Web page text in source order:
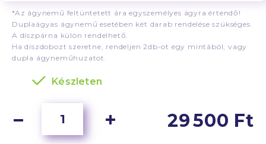
*Az ágynemű feltüntetett ára egyszemélyes ágyra értendő!
Duplaágyas ágynemű esetében két darab rendelése szükséges.
A díszpárna külön rendelhető.
Ha díszdobozt szeretne, rendeljen 2db-ot egy mintából, vagy
dupla ágyneműhuzatot.
Készleten
29 500 Ft